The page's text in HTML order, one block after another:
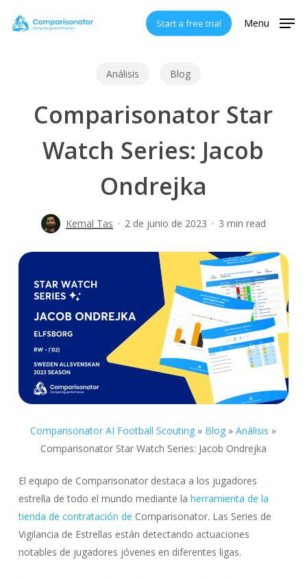
Start a free trial Menu
Análisis Blog
Comparisonator Star
Watch Series: Jacob
Ondrejka
Kemal Taş 2 de junio de 2023 3 min read
Comparisonator AI Football Scouting » Blog »Análisis »
Comparisonator Star Watch Series: Jacob Ondrejka
El equipo de Comparisonator destaca a los jugadores
estrella de todo el mundo mediante la herramienta de la
tienda de contratación de Comparisonator. Las Series de
Vigilancia de Estrellas están detectando actuaciones
notables de jugadores jóvenes en diferentes ligas.